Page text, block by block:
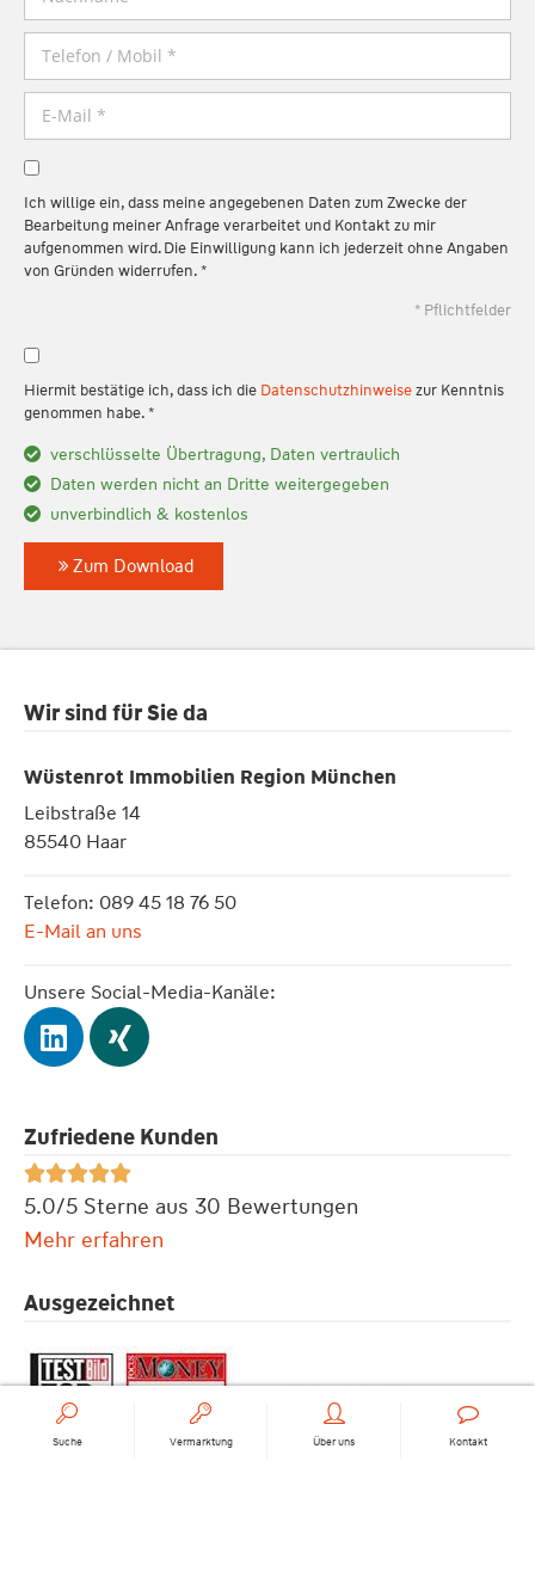
Wir sind für Sie da
Wüstenrot Immobilien Region München
Leibstraße 14
85540 Haar
Telefon: 089 45 18 76 50
E-Mail an uns
Unsere Social-Media-Kanäle:
Zufriedene Kunden

5.0/5 Sterne aus 30 Bewertungen
Mehr erfahren
Ausgezeichnet
Suche Vermarktung Über uns Kontakt
Ich willige ein, dass meine angegebenen Daten zum Zwecke der
Bearbeitung meiner Anfrage verarbeitet und Kontakt zu mir
aufgenommen wird. Die Einwilligung kann ich jederzeit ohne Angaben
von Gründen widerrufen. *
* Pflichtfelder
Hiermit bestätige ich, dass ich die Datenschutzhinweisezur Kenntnis
genommen habe. *
verschlüsselte Übertragung, Daten vertraulich
Daten werden nicht an Dritte weitergegeben
unverbindlich & kostenlos
Zum Download